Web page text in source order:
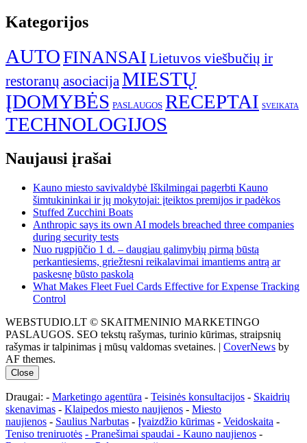
Kategorijos
AUTOFINANSAI Lietuvos viešbučių ir
restoranų asociacijaMIESTŲ
ĮDOMYBĖS PASLAUGOS RECEPTAI SVEIKATA
TECHNOLOGIJOS
Naujausi įrašai
Kauno miesto savivaldybė Iškilmingai pagerbti Kauno
šimtukininkai ir jų mokytojai: įteiktos premijos ir padėkos
Stuffed Zucchini Boats
Anthropic says its own AI models breached three companies
during security tests
Nuo rugpjūčio 1 d. – daugiau galimybių pirmą būstą
perkantiesiems, griežtesni reikalavimai imantiems antrą ar
paskesnę būsto paskolą
What Makes Fleet Fuel Cards Effective for Expense Tracking
Control
WEBSTUDIO.LT © SKAITMENINIO MARKETINGO
PASLAUGOS. SEO tekstų rašymas, turinio kūrimas, straipsnių
rašymas ir talpinimas į mūsų valdomas svetaines. | CoverNews by
AF themes.
Close
Draugai: - Marketingo agentūra - Teisinės konsultacijos - Skaidrių
skenavimas - Klaipedos miesto naujienos - Miesto
naujienos - Saulius Narbutas - Įvaizdžio kūrimas - Veidoskaita -
Teniso treniruotės - Pranešimai spaudai - Kauno naujienos -